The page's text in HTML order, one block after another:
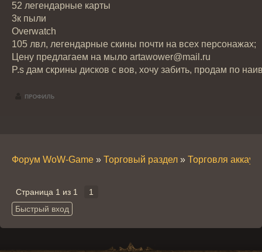
52 легендарные карты
3к пыли
Overwatch
105 лвл, легендарные скины почти на всех персонажах;
Цену предлагаем на мыло artawower@mail.ru
P.s дам скрины дисков с вов, хочу забить, продам по
Форум WoW-Game » Торговый раздел » Торговля
Страница 1 из 1 1